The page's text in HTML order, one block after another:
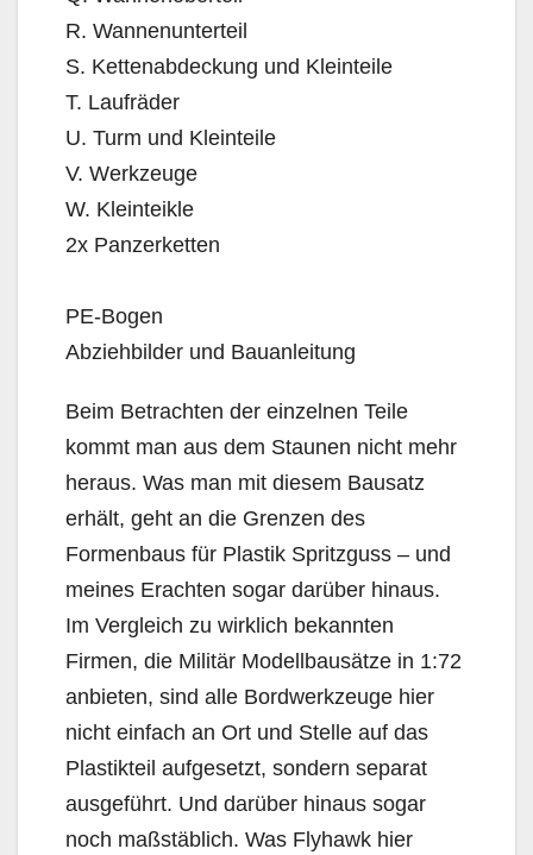
R. Wannenunterteil
S. Kettenabdeckung und Kleinteile
T. Laufräder
U. Turm und Kleinteile
V. Werkzeuge
W. Kleinteikle
2x Panzerketten
PE-Bogen
Abziehbilder und Bauanleitung
Beim Betrachten der einzelnen Teile
kommt man aus dem Staunen nicht mehr
heraus. Was man mit diesem Bausatz
erhält, geht an die Grenzen des
Formenbaus für Plastik Spritzguss – und
meines Erachten sogar darüber hinaus.
Im Vergleich zu wirklich bekannten
Firmen, die Militär Modellbausätze in 1:72
anbieten, sind alle Bordwerkzeuge hier
nicht einfach an Ort und Stelle auf das
Plastikteil aufgesetzt, sondern separat
ausgeführt. Und darüber hinaus sogar
noch maßstäblich. Was Flyhawk hier